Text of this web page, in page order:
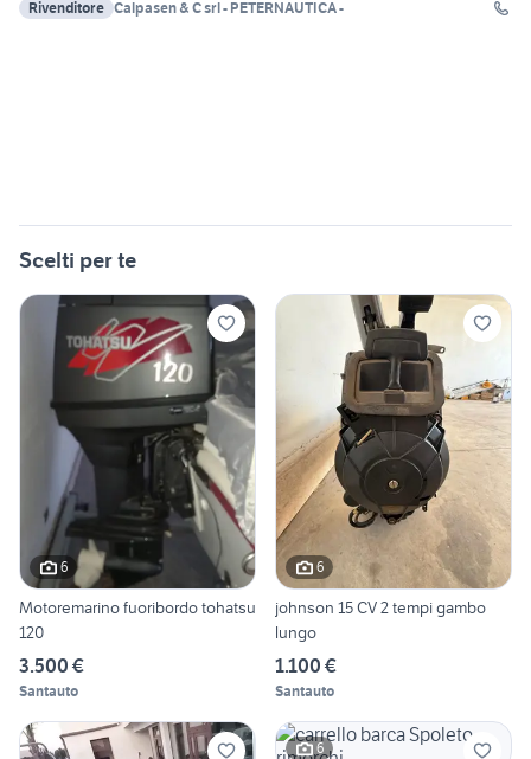
Rivenditore Calpasen & C srl - PETERNAUTICA -
Scelti per te
6
Motoremarino fuoribordo tohatsu
120
3.500 €
Santauto
6
johnson 15 CV 2 tempi gambo
lungo
1.100 €
Santauto
6